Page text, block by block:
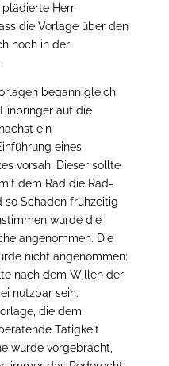
Herr
die Vorlage über den
noch in der
begann gleich
auf die
ein
eines
vorsah. Dieser sollte
mit dem Rad die Rad-
so Schäden frühzeitig
wurde die
angenommen. Die
nicht angenommen:
nach dem Willen der
nutzbar sein.
die dem
Tätigkeit
wurde vorgebracht,